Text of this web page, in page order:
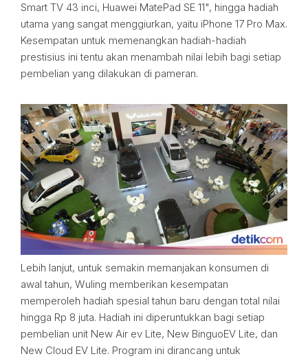
Smart TV 43 inci, Huawei MatePad SE 11", hingga hadiah
utama yang sangat menggiurkan, yaitu iPhone 17 Pro Max.
Kesempatan untuk memenangkan hadiah-hadiah
prestisius ini tentu akan menambah nilai lebih bagi setiap
pembelian yang dilakukan di pameran.
Lebih lanjut, untuk semakin memanjakan konsumen di
awal tahun, Wuling memberikan kesempatan
memperoleh hadiah spesial tahun baru dengan total nilai
hingga Rp 8 juta. Hadiah ini diperuntukkan bagi setiap
pembelian unit New Air ev Lite, New BinguoEV Lite, dan
New Cloud EV Lite. Program ini dirancang untuk